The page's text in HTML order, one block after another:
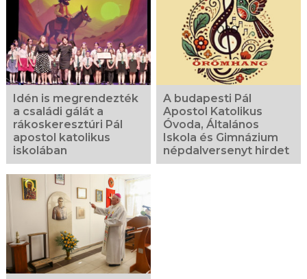
Idén is megrendezték
a családi gálát a
rákoskeresztúri Pál
apostol katolikus
iskolában
A budapesti Pál
Apostol Katolikus
Óvoda, Általános
Iskola és Gimnázium
népdalversenyt hirdet